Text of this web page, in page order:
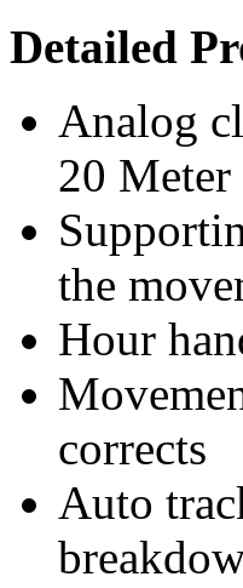
Detailed
Analog
20 Meter
the
Hour
corrects
Auto